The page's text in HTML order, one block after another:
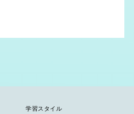
学習スタイル